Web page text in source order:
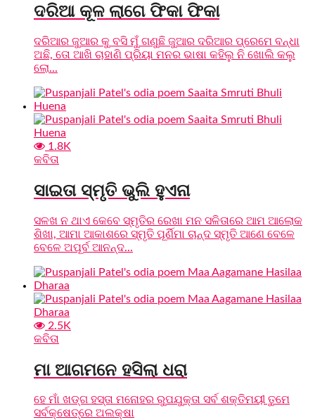
ଦରିଆ କୂଳ ଲାଗେ ଫିକା ଫିକା
ଦରିଆର ଜୁଆର କୁ ବସି ମୁଁ ଗଣୁଛି ଜୁଆର ଦରିଆର ପ୍ରେମେ ବନ୍ଧା
ଅଛି, ତୋ ଆଖି ଚାହାଣି ପ୍ରିୟା ମନର ଭାଷା କହିଲୁ ନି ଖୋଲି କଲୁ
ଲୋ...
1.8K
କବିତା
ସାଇତା ସ୍ମୃତି ଭୁଲି ହୁଏନା
ସଳଖ ନ ଥାଏ କେବେ ସ୍ମୃତିର ରେଖା ମନ ସଳିତାରେ ଆମ ଆଲୋକ
ଶିଖା, ଆମା ଆକାଶରେ ସ୍ମୃତି ପୂର୍ଣିମା ଚାନ୍ଦ ସ୍ମୃତି ଆଣେ ବେଳେ
ବେଳେ ଅପୂର୍ବ ଆନନ୍ଦ...
2.5K
କବିତା
ମା ଆଗମନେ ହସିଲା ଧରା
ହେ ମାଁ ଖଡ୍ଗ ହସ୍ତା ମନୋହର ରୁପଯୁକ୍ତା ସର୍ବ ଶକ୍ତିମୟୀ ତୁମେ
ସର୍ବକ୍ଷେତ୍ରେ ଅଲକ୍ଷା